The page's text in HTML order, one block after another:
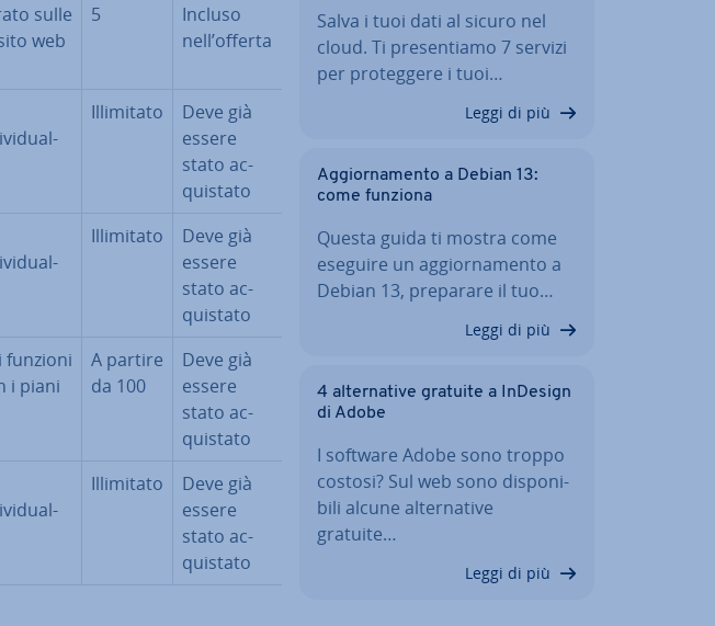
sulle
web
5
Incluso
nell’offerta
Il­li­mi­ta­to
Deve già
essere
stato ac­
qui­sta­to
Il­li­mi­ta­to
Deve già
essere
stato ac­
qui­sta­to
funzioni
i piani
A partire
da 100
Deve già
essere
stato ac­
qui­sta­to
Il­li­mi­ta­to
Deve già
essere
stato ac­
qui­sta­to
Salva i tuoi dati al sicuro nel
cloud. Ti pre­sen­tia­mo 7 servizi
per pro­teg­ge­re i tuoi…
Leggi di più
Ag­gior­na­men­to a Debian 13:
come funziona
Questa guida ti mostra come
eseguire un ag­gior­na­men­to a
Debian 13, preparare il tuo…
Leggi di più
4 al­ter­na­ti­ve gratuite a InDesign
di Adobe
I software Adobe sono troppo
costosi? Sul web sono di­spo­ni­
bi­li alcune al­ter­na­ti­ve
gratuite…
Leggi di più